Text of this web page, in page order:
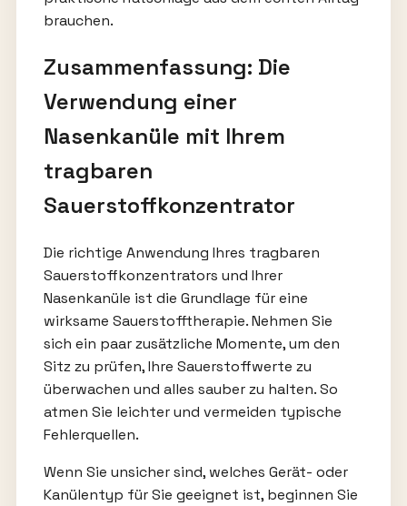
brauchen.
Zusammenfassung: Die
Verwendung einer
Nasenkanüle mit Ihrem
tragbaren
Sauerstoffkonzentrator
Die richtige Anwendung Ihres tragbaren
Sauerstoffkonzentrators und Ihrer
Nasenkanüle ist die Grundlage für eine
wirksame Sauerstofftherapie. Nehmen Sie
sich ein paar zusätzliche Momente, um den
Sitz zu prüfen, Ihre Sauerstoffwerte zu
überwachen und alles sauber zu halten. So
atmen Sie leichter und vermeiden typische
Fehlerquellen.
Wenn Sie unsicher sind, welches Gerät- oder
Kanülentyp für Sie geeignet ist, beginnen Sie